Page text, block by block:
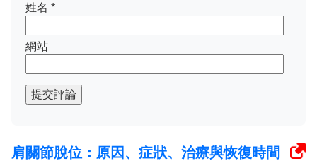
姓名 *
網站
提交評論
肩關節脫位：原因、症狀、治療與恢復時間